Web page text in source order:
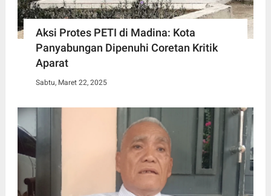
Aksi Protes PETI di Madina: Kota
Panyabungan Dipenuhi Coretan Kritik
Aparat
Sabtu, Maret 22, 2025